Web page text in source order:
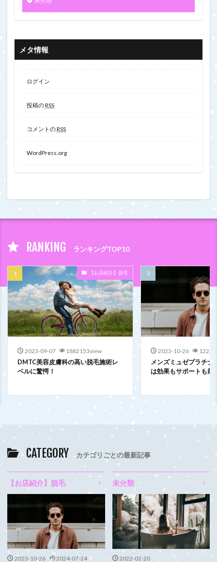
メタ情報
ログイン
投稿のRSS
コメントのRSS
WordPress.org
RANKING ランキングTOP10
【お店紹介】脱毛
2023-09-07 1882153view
DMTC美容皮膚科の高い脱毛施術レ
ベルに驚愕！
2023-10-26
メンズミュゼプラチナ
は効果もサポートも最
CATEGORY カテゴリごとの最新記事
【お店紹介】脱毛
2023-10-26 2024-07-24
未分類
2022-02-20